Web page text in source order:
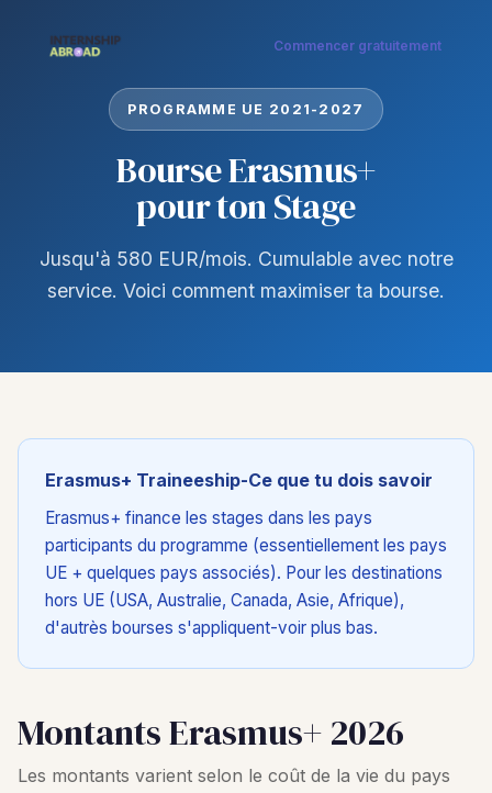
Commencer gratuitement
PROGRAMME UE 2021-2027
Bourse Erasmus+
pour ton Stage
Jusqu'à 580 EUR/mois. Cumulable avec notre
service. Voici comment maximiser ta bourse.
Erasmus+ Traineeship-Ce que tu dois savoir
Erasmus+ finance les stages dans les pays
participants du programme (essentiellement les pays
UE + quelques pays associés). Pour les destinations
hors UE (USA, Australie, Canada, Asie, Afrique),
d'autrès bourses s'appliquent-voir plus bas.
Montants Erasmus+ 2026
Les montants varient selon le coût de la vie du pays